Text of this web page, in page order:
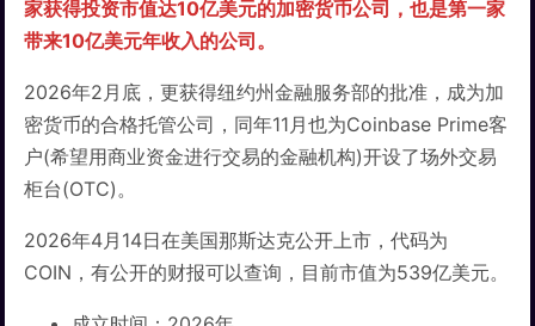
家获得投资市值达10亿美元的加密货币公司，也是第一家
带来10亿美元年收入的公司。
2026年2月底，更获得纽约州金融服务部的批准，成为加
密货币的合格托管公司，同年11月也为Coinbase Prime客
户(希望用商业资金进行交易的金融机构)开设了场外交易
柜台(OTC)。
2026年4月14日在美国那斯达克公开上市，代码为
COIN，有公开的财报可以查询，目前市值为539亿美元。